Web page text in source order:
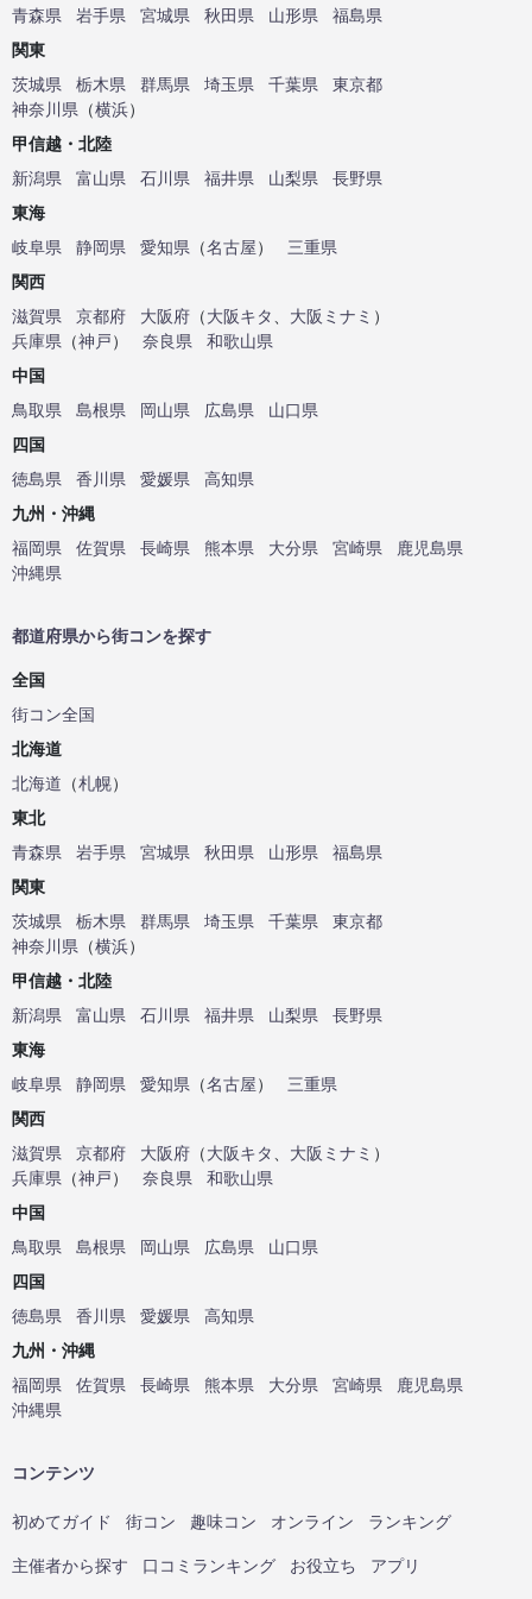
青森県
岩手県 宮城県 秋田県 山形県
福島県
関東
茨城県
栃木県 群馬県 埼玉県 千葉県
東京都
神奈川県 （横浜）
甲信越・北陸
新潟県
富山県 石川県 福井県 山梨県
長野県
東海
岐阜県
静岡県 愛知県 （名古屋）
三重県
関西
滋賀県
京都府 大阪府 （大阪キタ 大阪ミナミ ）
兵庫県 （神戸） 奈良県
和歌山県
中国
鳥取県
島根県 岡山県 広島県
山口県
四国
徳島県
香川県 愛媛県
高知県
九州・沖縄
福岡県
佐賀県 長崎県 熊本県 大分県 宮崎県
鹿児島県
沖縄県
都道府県から街コンを探す
全国
街コン全国
北海道
北海道 （札幌）
東北
青森県
岩手県 宮城県 秋田県 山形県
福島県
関東
茨城県
栃木県 群馬県 埼玉県 千葉県
東京都
神奈川県 （横浜）
甲信越・北陸
新潟県
富山県 石川県 福井県 山梨県
長野県
東海
岐阜県
静岡県 愛知県 （名古屋）
三重県
関西
滋賀県
京都府 大阪府 （大阪キタ 大阪ミナミ ）
兵庫県 （神戸） 奈良県
和歌山県
中国
鳥取県
島根県 岡山県 広島県
山口県
四国
徳島県
香川県 愛媛県
高知県
九州・沖縄
福岡県
佐賀県 長崎県 熊本県 大分県 宮崎県
鹿児島県
沖縄県
コンテンツ
初めてガイド 街コン 趣味コン オンライン ランキング
主催者から探す 口コミランキング お役立ち アプリ